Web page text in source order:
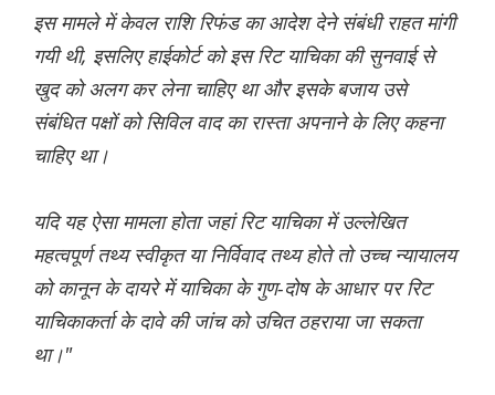
इस मामले में केवल राशि रिफंड का आदेश देने संबंधी राहत मांगी
गयी थी, इसलिए हाईकोर्ट को इस रिट याचिका की सुनवाई से
खुद को अलग कर लेना चाहिए था और इसके बजाय उसे
संबंधित पक्षों को सिविल वाद का रास्ता अपनाने के लिए कहना
चाहिए था।
यदि यह ऐसा मामला होता जहां रिट याचिका में उल्लेखित
महत्वपूर्ण तथ्य स्वीकृत या निर्विवाद तथ्य होते तो उच्च न्यायालय
को कानून के दायरे में याचिका के गुण-दोष के आधार पर रिट
याचिकाकर्ता के दावे की जांच को उचित ठहराया जा सकता
था।"